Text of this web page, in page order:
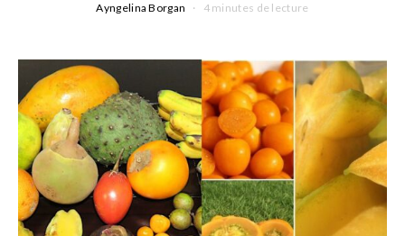
Ayngelina Borgan 4 minutes de lecture